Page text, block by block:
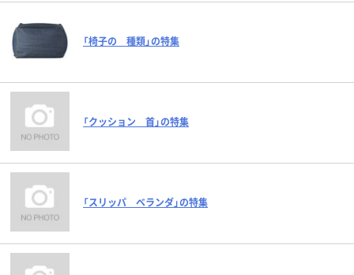
「椅子の 種類」の特集
「クッション 首」の特集
「スリッパ ベランダ」の特集